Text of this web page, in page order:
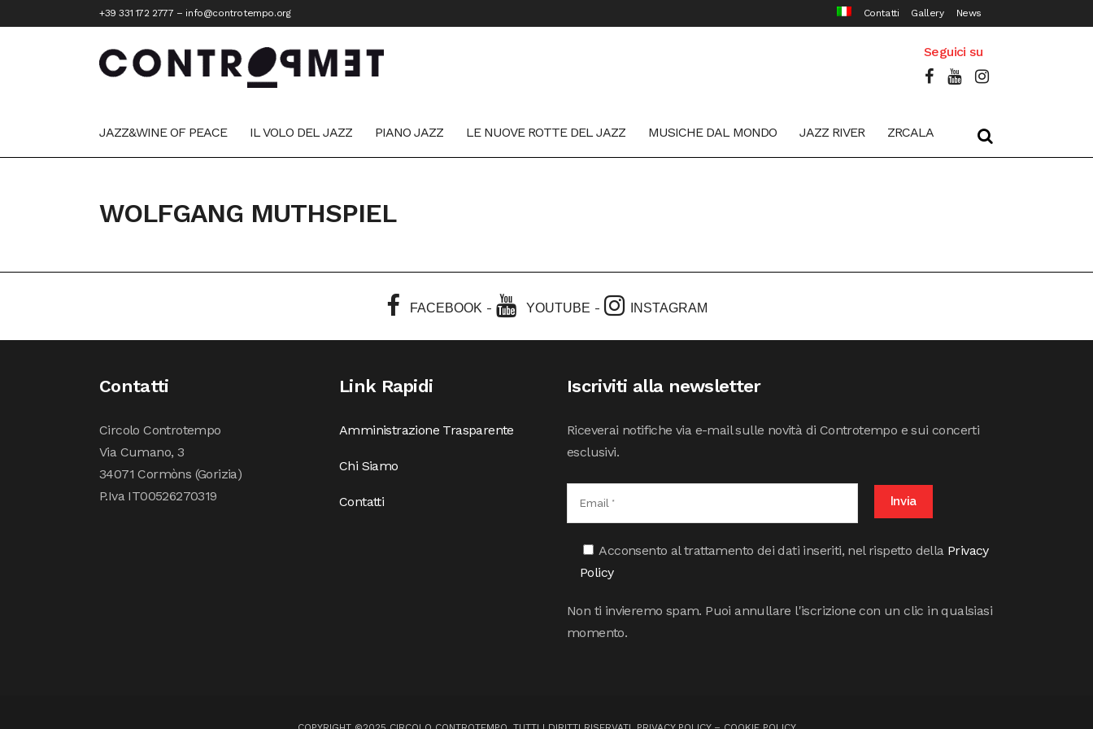
+39 331 172 2777 – info@controtempo.org Contatti Gallery News
Seguici su
JAZZ&WINE OF PEACE IL VOLO DEL JAZZ PIANO JAZZ LE NUOVE ROTTE DEL JAZZ MUSICHE DAL MONDO JAZZ RIVER ZRCALA
WOLFGANG MUTHSPIEL
FACEBOOK - YOUTUBE - INSTAGRAM
Contatti
Circolo Controtempo
Via Cumano, 3
34071 Cormòns (Gorizia)
P.Iva IT00526270319
Link Rapidi
Amministrazione Trasparente
Chi Siamo
Contatti
Iscriviti alla newsletter
Riceverai notifiche via e-mail sulle novità di Controtempo e sui concerti
esclusivi.
Acconsento al trattamento dei dati inseriti, nel rispetto della Privacy
Policy
Non ti invieremo spam. Puoi annullare l'iscrizione con un clic in qualsiasi
momento.